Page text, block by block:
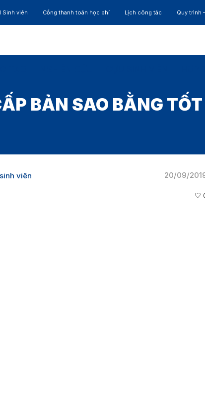
Sinh viên Cổng thanh toán học phí Lịch công tác Quy trình
BẢN SAO BẰNG
20/09/
viên